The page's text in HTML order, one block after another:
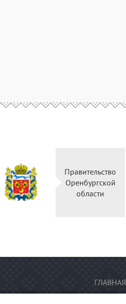
Правительство
Оренбургской
области
ГЛАВНАЯ